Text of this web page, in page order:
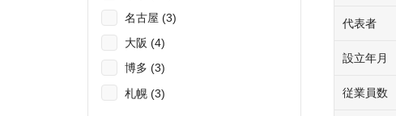
名古屋 (3)
大阪 (4)
博多 (3)
札幌 (3)
代表者
設立年月
従業員数